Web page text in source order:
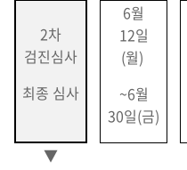
2차
검진심사
최종 심사
6월
12일
(월)
~6월
30일(금)
▼